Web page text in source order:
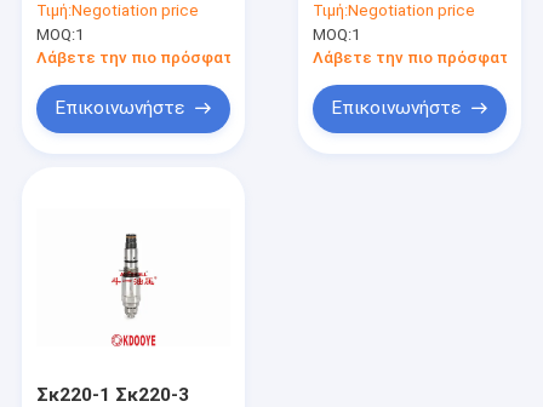
Ζητήστε ένα απόσπασμα
μέρη υδραυλικών αντλιών εκσκαφέων
Υδραυλική αντλία τροχιάς
ανακούφισης για
Sany365 Sy335
Sy305
Τιμή:Negotiation price
MOQ:1
Λάβετε την πιο πρόσφατη τιμή
Επικοινωνήστε
σκάφους, AV280
Βαλβίδα ελέγχου
πετρελαίου Hyundai
Τιμή:Negotiation price
MOQ:1
Λάβετε την πιο πρόσφατη
Επικοινωνήστε
Σκ220-1 Σκ220-3